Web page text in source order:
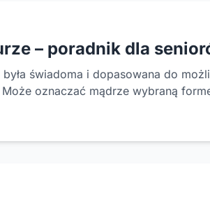
– poradnik dla
świadoma i dopasowana do
oznaczać mądrze wybraną